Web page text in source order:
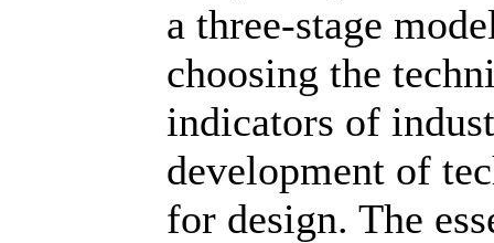
a three-stage
choosing the
indicators of
development of
for design. The